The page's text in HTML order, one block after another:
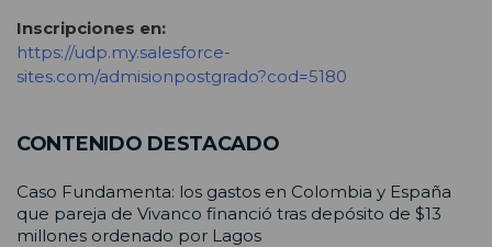
Inscripciones en:
https://udp.my.salesforce-
sites.com/admisionpostgrado?cod=5180
CONTENIDO DESTACADO
Caso Fundamenta: los gastos en Colombia y España
que pareja de Vivanco financió tras depósito de $13
millones ordenado por Lagos